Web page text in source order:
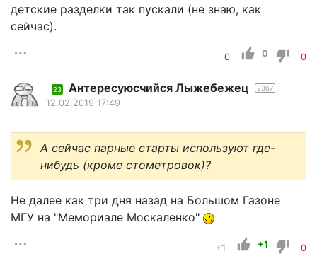
детские разделки так пускали (не знаю, как
сейчас).
0 0 0
23 Aнтересуюсчийся Лыжебежeц 2367
12.02.2019 17:49
А сейчас парные старты используют где-
нибудь (кроме стометровок)?
Не далее как три дня назад на Большом Газоне
МГУ на "Мемориале Москаленко"
+1 +1 0